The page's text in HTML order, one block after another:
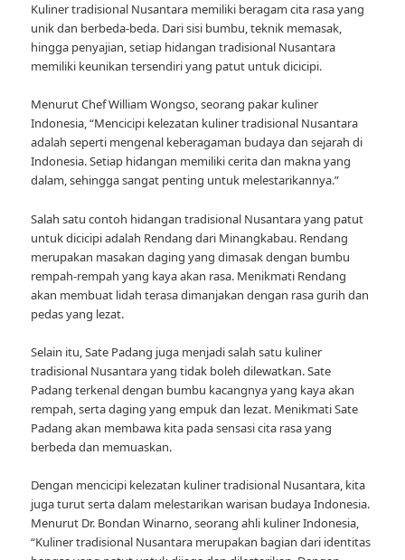
Kuliner tradisional Nusantara memiliki beragam cita rasa yang
unik dan berbeda-beda. Dari sisi bumbu, teknik memasak,
hingga penyajian, setiap hidangan tradisional Nusantara
memiliki keunikan tersendiri yang patut untuk dicicipi.
Menurut Chef William Wongso, seorang pakar kuliner
Indonesia, “Mencicipi kelezatan kuliner tradisional Nusantara
adalah seperti mengenal keberagaman budaya dan sejarah di
Indonesia. Setiap hidangan memiliki cerita dan makna yang
dalam, sehingga sangat penting untuk melestarikannya.”
Salah satu contoh hidangan tradisional Nusantara yang patut
untuk dicicipi adalah Rendang dari Minangkabau. Rendang
merupakan masakan daging yang dimasak dengan bumbu
rempah-rempah yang kaya akan rasa. Menikmati Rendang
akan membuat lidah terasa dimanjakan dengan rasa gurih dan
pedas yang lezat.
Selain itu, Sate Padang juga menjadi salah satu kuliner
tradisional Nusantara yang tidak boleh dilewatkan. Sate
Padang terkenal dengan bumbu kacangnya yang kaya akan
rempah, serta daging yang empuk dan lezat. Menikmati Sate
Padang akan membawa kita pada sensasi cita rasa yang
berbeda dan memuaskan.
Dengan mencicipi kelezatan kuliner tradisional Nusantara, kita
juga turut serta dalam melestarikan warisan budaya Indonesia.
Menurut Dr. Bondan Winarno, seorang ahli kuliner Indonesia,
“Kuliner tradisional Nusantara merupakan bagian dari identitas